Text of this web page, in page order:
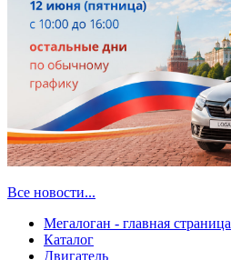
Все новости...
Мегалоган - главная страница
Каталог
Двигатель